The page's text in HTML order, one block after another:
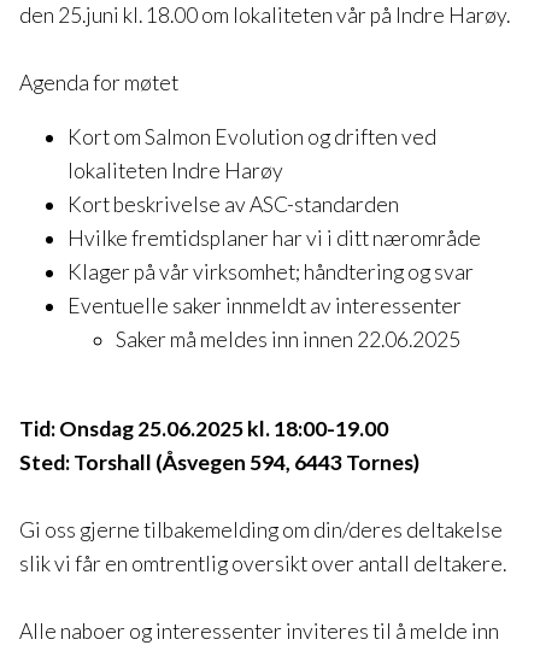
den 25.juni kl. 18.00 om lokaliteten vår på Indre Harøy.
Agenda for møtet
Kort om Salmon Evolution og driften ved
lokaliteten Indre Harøy
Kort beskrivelse av ASC-standarden
Hvilke fremtidsplaner har vi i ditt nærområde
Klager på vår virksomhet; håndtering og svar
Eventuelle saker innmeldt av interessenter
Saker må meldes inn innen 22.06.2025
Tid: Onsdag 25.06.2025 kl. 18:00-19.00
Sted: Torshall (Åsvegen 594, 6443 Tornes)
Gi oss gjerne tilbakemelding om din/deres deltakelse
slik vi får en omtrentlig oversikt over antall deltakere.
Alle naboer og interessenter inviteres til å melde inn